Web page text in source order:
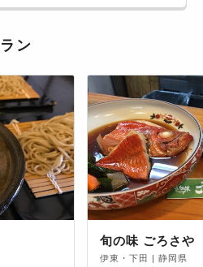
ン
旬の味 ごろさや
伊東・下田 | 静岡県